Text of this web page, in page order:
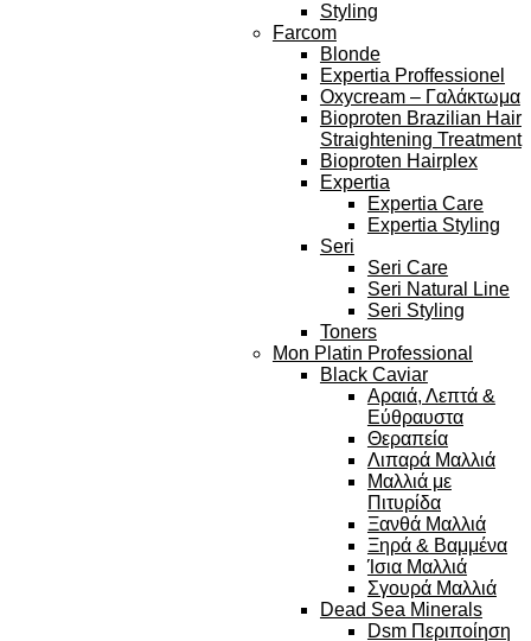
Styling
Farcom
Blonde
Expertia Proffessionel
Oxycream – Γαλάκτωμα
Bioproten Brazilian Hair
Straightening Treatment
Bioproten Hairplex
Expertia
Expertia Care
Expertia Styling
Seri
Seri Care
Seri Natural Line
Seri Styling
Toners
Mon Platin Professional
Black Caviar
Αραιά, Λεπτά &
Εύθραυστα
Θεραπεία
Λιπαρά Μαλλιά
Μαλλιά με
Πιτυρίδα
Ξανθά Μαλλιά
Ξηρά & Βαμμένα
Ίσια Μαλλιά
Σγουρά Μαλλιά
Dead Sea Minerals
Dsm Περιποίηση